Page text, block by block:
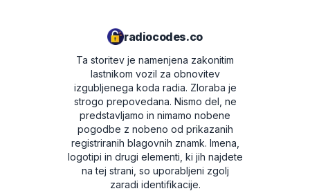
SKZ2Z3C1482102
AUZ5Z4C5221241
SEZ1Z3F6422042
radiocodes.co
Ta storitev je namenjena zakonitim
lastnikom vozil za obnovitev
izgubljenega koda radia. Zloraba je
strogo prepovedana. Nismo del, ne
predstavljamo in nimamo nobene
pogodbe z nobeno od prikazanih
registriranih blagovnih znamk. Imena,
logotipi in drugi elementi, ki jih najdete
na tej strani, so uporabljeni zgolj
zaradi identifikacije.